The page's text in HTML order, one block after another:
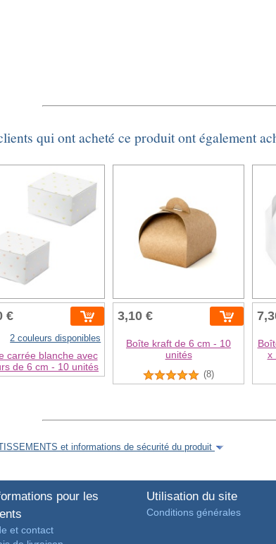
qui ont acheté ce produit ont également
€
2 couleurs disponibles
carrée blanche avec
de 6 cm - 10 unités
3,10 €
Boîte kraft de 6 cm - 10
unités
(8)
x
et informations de sécurité du produit
pour les
et contact
Utilisation du site
Conditions générales